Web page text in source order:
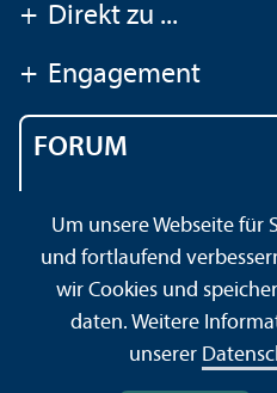
+ Direkt zu ...
+ Engagement
FORUM
Universität Mannheim
Impressum
Um unsere Webseite für
und fortlaufend
wir Cookies und
daten. Weitere
unserer